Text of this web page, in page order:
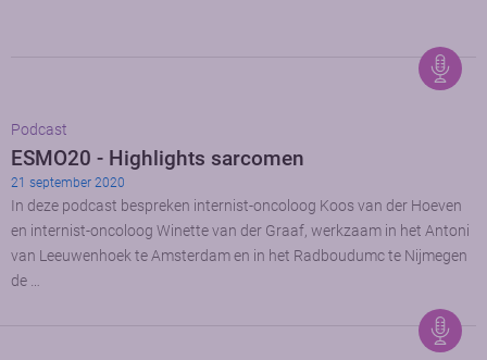
Podcast
ESMO20 - Highlights sarcomen
21 september 2020
In deze podcast bespreken internist-oncoloog Koos van der Hoeven
en internist-oncoloog Winette van der Graaf, werkzaam in het Antoni
van Leeuwenhoek te Amsterdam en in het Radboudumc te Nijmegen
de …